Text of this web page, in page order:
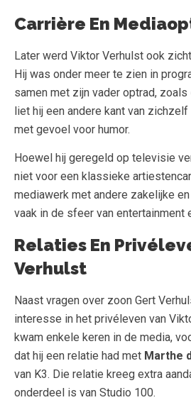
Carrière En
Later werd Viktor Verhulst ook
Hij was onder meer te zien in
samen met zijn vader optrad, zoals
liet hij een andere kant van
met gevoel voor humor.
Hoewel hij geregeld op televisie
niet voor een klassieke
mediawerk met andere zakelijke
vaak in de sfeer van entertainment
Relaties En
Verhulst
Naast vragen over zoon Gert
interesse in het privéleven van
kwam enkele keren in de media,
dat hij een relatie had met Marthe
van K3. Die relatie kreeg extra
onderdeel is van Studio 100.